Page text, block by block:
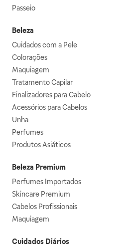
Passeio
Beleza
Cuidados com a Pele
Colorações
Maquiagem
Tratamento Capilar
Finalizadores para Cabelo
Acessórios para Cabelos
Unha
Perfumes
Produtos Asiáticos
Beleza Premium
Perfumes Importados
Skincare Premium
Cabelos Profissionais
Maquiagem
Cuidados Diários